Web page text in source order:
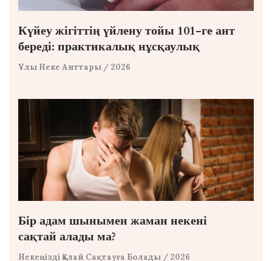
Күйеу жігіттің үйлену тойы 101-ге ант
береді: практикалық нұсқаулық
Ұлы Неке Анттары / 2026
Бір адам шынымен жаман некені
сақтай алады ма?
Некеңізді Қалай Сақтауға Болады / 2026